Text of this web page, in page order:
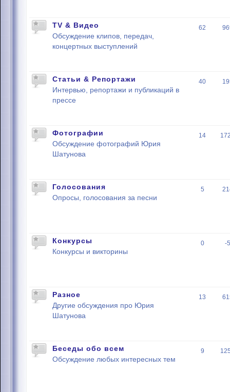
TV & Видео
Обсуждение клипов, передач,
концертных выступлений
62
Статьи & Репортажи
Интервью, репортажи и публикаций в
прессе
40
Фотографии
Обсуждение фотографий Юрия
Шатунова
14
Голосования
Опросы, голосования за песни
5
Конкурсы
Конкурсы и викторины
0 -
Разное
Другие обсуждения про Юрия
Шатунова
13
Беседы обо всем
Обсуждение любых интересных тем
9